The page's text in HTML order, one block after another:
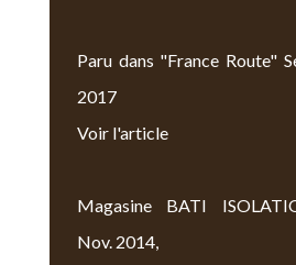
Paru dans "France Route"
2017
Voir l'article
Magasine BATI
Nov. 2014,